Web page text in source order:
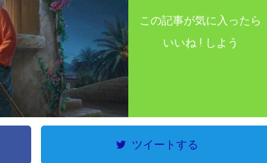
この記事が気に入ったら
いいね ! しよう
ツイートする